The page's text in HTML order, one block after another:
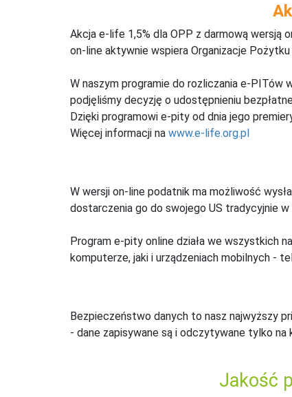
Akcja e-life 1,5% dla OPP z darmową wersją
on-line aktywnie wspiera Organizacje
W naszym programie do rozliczania e-PITów
podjęliśmy decyzję o udostępnieniu
Dzięki programowi e-pity od dnia jego
Więcej informacji na www.e-life.org.pl
W wersji on-line podatnik ma możliwość
dostarczenia go do swojego US tradycyjnie
Program e-pity online działa we wszystkich
komputerze, jaki i urządzeniach mobilnych -
Bezpieczeństwo danych to nasz najwyższy
- dane zapisywane są i odczytywane tylko na
Jakość